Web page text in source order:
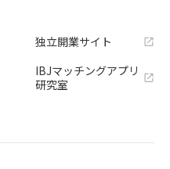
独立開業サイト
IBJマッチングアプリ
研究室